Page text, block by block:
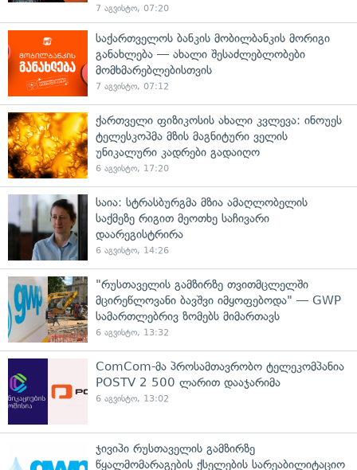
7 აგვისტო, 07:20
საქართველოს ბანკის მობილბანკის მორიგი
განახლება — ახალი შესაძლებლობები
მომხმარებლებისთვის
7 აგვისტო, 07:12
ქართველი ფიზიკოსის ახალი კვლევა: ინოუეს
ტელესკოპმა მზის მაგნიტური ველის
უნიკალური კადრები გადაიღო
6 აგვისტო, 17:20
საია: სტრასბურგმა მზია ამაღლობელის
საქმეზე რიგით მეოთხე საჩივარი
დაარეგისტრირა
6 აგვისტო, 14:26
"რუსთაველის გამზირზე თვითმცლელში
მცირეწლოვანი ბავშვი იმყოფებოდა" — GWP
სამართლებრივ ზომებს მიმართავს
6 აგვისტო, 13:32
ComCom-მა პროსამთავრობო ტელეკომპანია
POSTV 2 500 ლარით დააჯარიმა
6 აგვისტო, 13:02
ჯივიპი რუსთაველის გამზირზე
წყალმომარაგების ქსელების სარეაბილიტაციო